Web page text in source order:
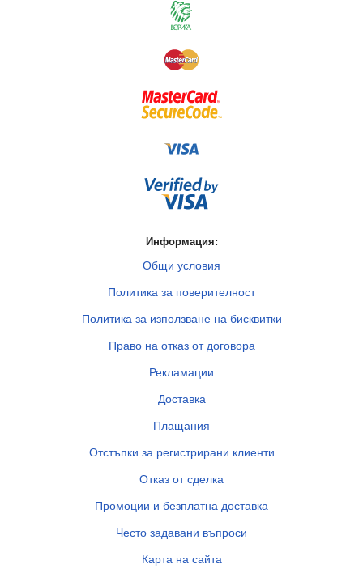
Информация:
Общи условия
Политика за поверителност
Политика за използване на бисквитки
Право на отказ от договора
Рекламации
Доставка
Плащания
Отстъпки за регистрирани клиенти
Отказ от сделка
Промоции и безплатна доставка
Често задавани въпроси
Карта на сайта